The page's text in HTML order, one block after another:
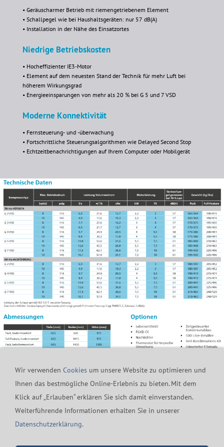
• Geräuscharmer Betrieb mit riemengetriebenem Element
• Schallpegel wie bei Haushaltsgeräten: nur 57 dB(A)
• Installation in der Nähe des Einsatzortes
Niedrige Betriebskosten
• Hocheffizienter IE3-Motor
• Element auf dem neuesten Stand der Technik für mehr Luft bei
höherem Wirkungsgrad
• Energieeinsparungen von mehr als 20 % bei G 5 und 7 VSD
Moderne Konnektivität
• Fernsteuerung- und -überwachung
• Fortschrittliche Steuerungsalgorithmen wie Delayed Second Stop
• Echtzeitbenachrichtigungen auf Ihrem Computer oder Mobilgerät
24h-Notfall-Hotline Cookies
Widerrufsrecht
Versand & Zahlung
Datenschutzerklärung
AGB
Impressum
Wir verwenden Cookies um unsere Website zu optimieren und
Ihnen das bestmögliche Online-Erlebnis zu bieten. Mit dem
Klick auf „Erlauben“ erklären Sie sich damit einverstanden.
Weiterführende Informationen erhalten Sie in unserer
Datenschutzerklärung.